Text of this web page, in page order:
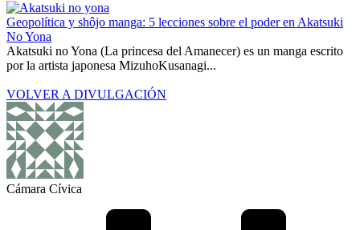
Geopolítica y shôjo manga: 5 lecciones sobre el poder en Akatsuki
No Yona
Akatsuki no Yona (La princesa del Amanecer) es un manga escrito
por la artista japonesa MizuhoKusanagi...
VOLVER A DIVULGACIÓN
Cámara Cívica